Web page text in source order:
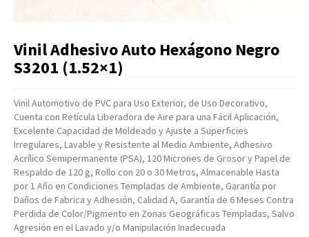
Vinil Adhesivo Auto Hexágono Negro
S3201 (1.52×1)
Vinil Automotivo de PVC para Uso Exterior, de Uso Decorativo,
Cuenta con Retícula Liberadora de Aire para una Fácil Aplicación,
Excelente Capacidad de Moldeado y Ajuste a Superficies
Irregulares, Lavable y Resistente al Medio Ambiente, Adhesivo
Acrílico Semipermanente (PSA), 120 Micrones de Grosor y Papel de
Respaldo de 120 g, Rollo con 20 o 30 Metros, Almacenable Hasta
por 1 Año en Condiciones Templadas de Ambiente, Garantía por
Daños de Fabrica y Adhesión, Calidad A, Garantía de 6 Meses Contra
Perdida de Color/Pigmento en Zonas Geográficas Templadas, Salvo
Agresión en el Lavado y/o Manipulación Inadecuada